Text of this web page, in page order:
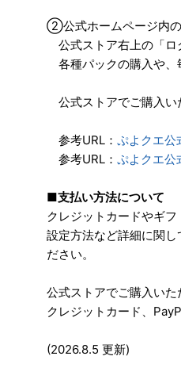
②公式ホームページ内の
公式ストア右上の「ロ
各種パックの購入や、
公式ストアでご購入い
参考URL： ぷよクエ公
参考URL： ぷよクエ公
■支払い方法について
クレジットカードやギフ
設定方法など詳細に関し
ださい。
公式ストアでご購入いた
クレジットカード、
(2026.8.5 更新)